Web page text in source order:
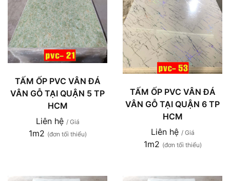
TẤM ỐP PVC VÂN ĐÁ
VÂN GỖ TẠI QUẬN 5 TP
HCM
Liên hệ / Giá
1m2 (đơn tối thiểu)
TẤM ỐP PVC VÂN ĐÁ
VÂN GỖ TẠI QUẬN 6 TP
HCM
Liên hệ / Giá
1m2 (đơn tối thiểu)